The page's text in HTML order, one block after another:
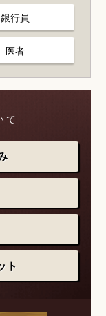
銀行員
医者
て
ト